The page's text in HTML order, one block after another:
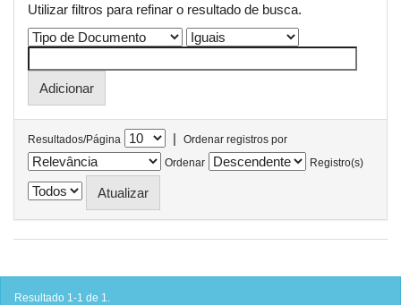
Utilizar filtros para refinar o resultado de busca.
Resultados/Página |
Ordenar registros por
Ordenar
Registro(s)
Resultado 1-1 de 1.